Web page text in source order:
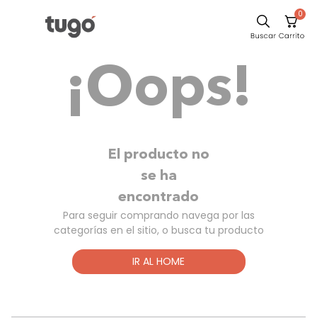
0
¡Oops!
El producto no
se ha
encontrado
Para seguir comprando navega por las
categorías en el sitio, o busca tu producto
IR AL HOME
Comedor
Cama
Mesa Centro
Mesa Noche